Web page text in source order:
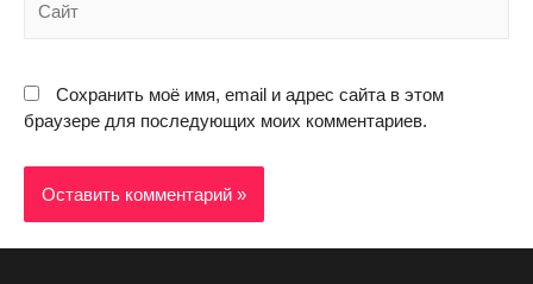
Сохранить моё имя, email и адрес сайта в этом
браузере для последующих моих комментариев.